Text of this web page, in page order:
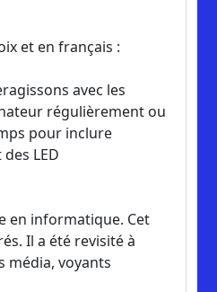
et en français :
avec les
régulièrement ou
pour inclure
LED
en informatique. Cet
Il a été revisité à
média, voyants